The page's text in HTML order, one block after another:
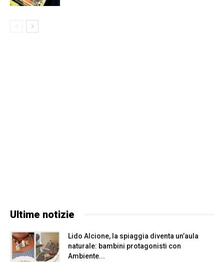
Ultime notizie
Lido Alcione, la spiaggia diventa un’aula
naturale: bambini protagonisti con
Ambiente...